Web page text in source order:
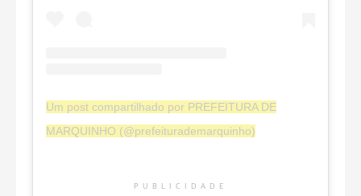
Um post compartilhado por PREFEITURA DE
MARQUINHO (@prefeiturademarquinho)
PUBLICIDADE